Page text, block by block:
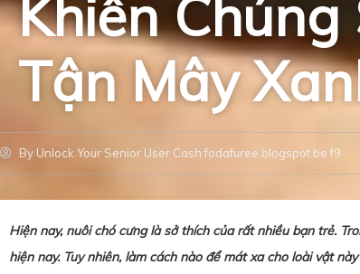
Khiến Chúng
Tận Mây
By Unlock Your Senior User Cash fodafuree.blogspot.be f9
Hiện nay, nuôi chó cưng là sở thích của rất nhiều bạn trẻ.
hiện nay. Tuy nhiên, làm cách nào để mát xa cho loài vật